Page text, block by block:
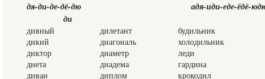
дя-ди-де-дё-дю
адя-иди-еде-ёдё-
ди
дивный дилетант
будильник
дикий
диагональ
холодильник
диктор
диаметр
леди
диета
диадема
гардина
диван
диплом
крокодил